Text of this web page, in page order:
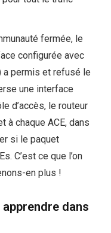
fermée, le
configurée avec
a permis et refusé le
une interface
d’accès, le routeur
à chaque ACE, dans
si le paquet
C’est ce que l’on
en plus !
apprendre dans